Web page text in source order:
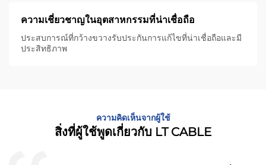
ความเชี่ยวชาญในอุตสาหกรรมที่น่าเชื่อถือ
ประสบการณ์ที่กว้างขวางรับประกันการแก้ไขที่น่าเชื่อถือและมี
ประสิทธิภาพ
ความคิดเห็นจากผู้ใช้
สิ่งที่ผู้ใช้พูดเกี่ยวกับ LT CABLE